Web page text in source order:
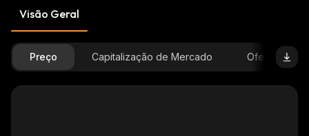
Visão Geral
Preço Capitalização de Mercado Oferta